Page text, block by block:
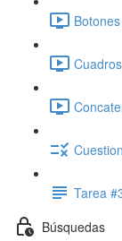
Tarea
Búsquedas